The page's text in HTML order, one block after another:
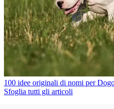
100 idee originali di nomi per
Sfoglia tutti gli articoli